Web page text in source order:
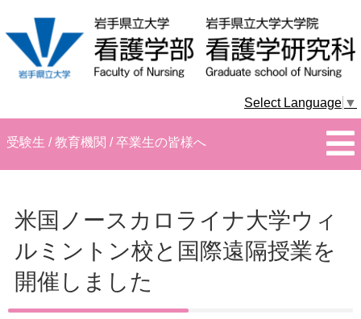
Select Language ▼
受験生 / 教育機関 / 卒業生の皆様へ
米国ノースカロライナ大学ウィ
ルミントン校と国際遠隔授業を
開催しました